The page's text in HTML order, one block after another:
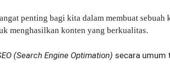
penting bagi kita dalam membuat sebuah
menghasilkan konten yang berkualitas.
(Search Engine Optimation) secara umum